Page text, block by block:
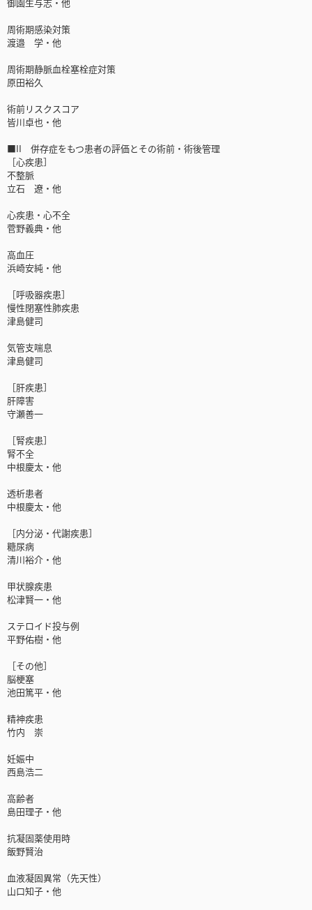
周術期感染対策
渡邉 学・他
周術期静脈血栓塞栓症対策
原田裕久
術前リスクスコア
皆川卓也・他
■II 併存症をもつ患者の評価とその術前・術後管理
［心疾患］
不整脈
立石 遼・他
心疾患・心不全
菅野義典・他
高血圧
浜崎安純・他
［呼吸器疾患］
慢性閉塞性肺疾患
津島健司
気管支喘息
津島健司
［肝疾患］
肝障害
守瀬善一
［腎疾患］
腎不全
中根慶太・他
透析患者
中根慶太・他
［内分泌・代謝疾患］
糖尿病
清川裕介・他
甲状腺疾患
松津賢一・他
ステロイド投与例
平野佑樹・他
［その他］
脳梗塞
池田篤平・他
精神疾患
竹内 崇
妊娠中
西島浩二
高齢者
島田理子・他
抗凝固薬使用時
飯野賢治
血液凝固異常（先天性）
山口知子・他